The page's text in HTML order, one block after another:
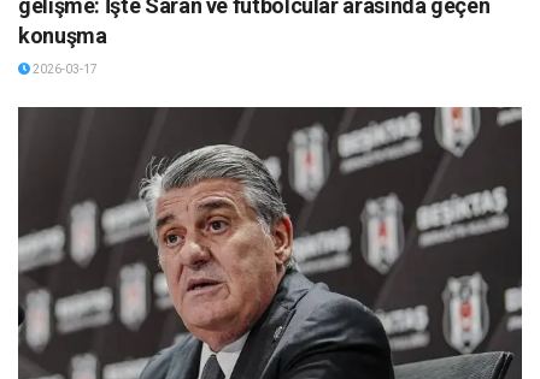
gelişme: İşte Saran ve futbolcular arasında geçen
konuşma
2026-03-17